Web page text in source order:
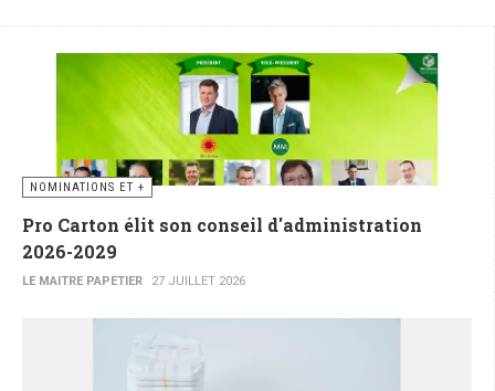
NOMINATIONS ET +
Pro Carton élit son conseil d'administration
2026-2029
LE MAITRE PAPETIER 27 JUILLET 2026